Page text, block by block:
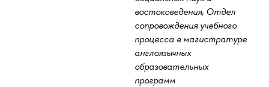
востоковедения, Отдел
сопровождения учебного
процесса в магистратуре
англоязычных
образовательных
программ